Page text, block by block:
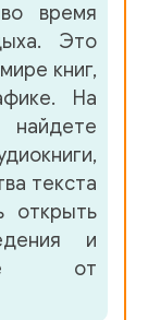
время
Это
книг,
На
текста
открыть
и
от